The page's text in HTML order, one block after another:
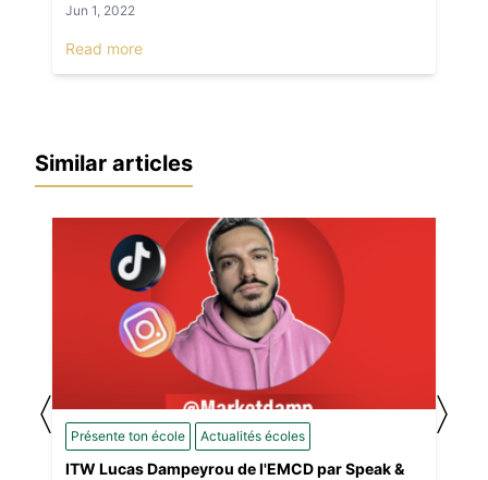
Jun 1, 2022
Read more
Similar articles
Présente ton école Actualités écoles
ITW Lucas Dampeyrou de l'EMCD par Speak &
〈 〉